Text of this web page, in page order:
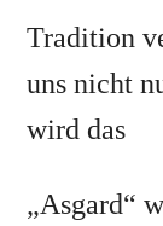
Tradition
uns nicht
wird das
„Asgard“